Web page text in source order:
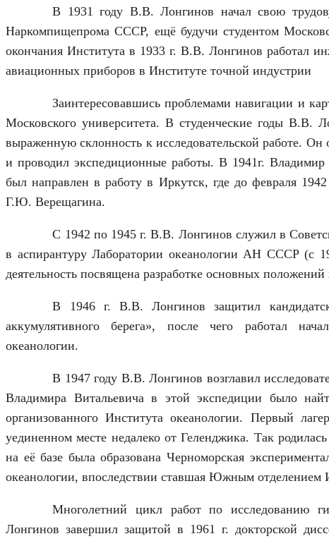
В 1931 году В.В. Лонгинов начал свою
Наркомпищепрома СССР, ещё будучи студентом
окончания Института в 1933 г. В.В. Лонгинов работал
авиационных приборов в Институте точной индустрии
Заинтересовавшись проблемами навигации и
Московского университета. В студенческие годы В.В.
выраженную склонность к исследовательской работе.
и проводил экспедиционные работы. В 1941г. Владимир
был направлен в работу в Иркутск, где до февраля
Г.Ю. Верещагина.
С 1942 по 1945 г. В.В. Лонгинов служил в
в аспирантуру Лаборатории океанологии АН СССР (с
деятельность посвящена разработке основных
В 1946 г. В.В. Лонгинов защитил
аккумулятивного берега», после чего работал
океанологии.
В 1947 году В.В. Лонгинов возглавил
Владимира Витальевича в этой экспедиции было
организованного Института океанологии. Первый
уединенном месте недалеко от Геленджика. Так
на её базе была образована Черноморская
океанологии, впоследствии ставшая Южным
Многолетний цикл работ по исследованию
Лонгинов завершил защитой в 1961 г. докторской